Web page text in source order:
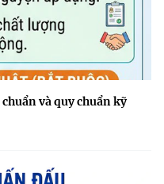
và quy chuẩn kỹ